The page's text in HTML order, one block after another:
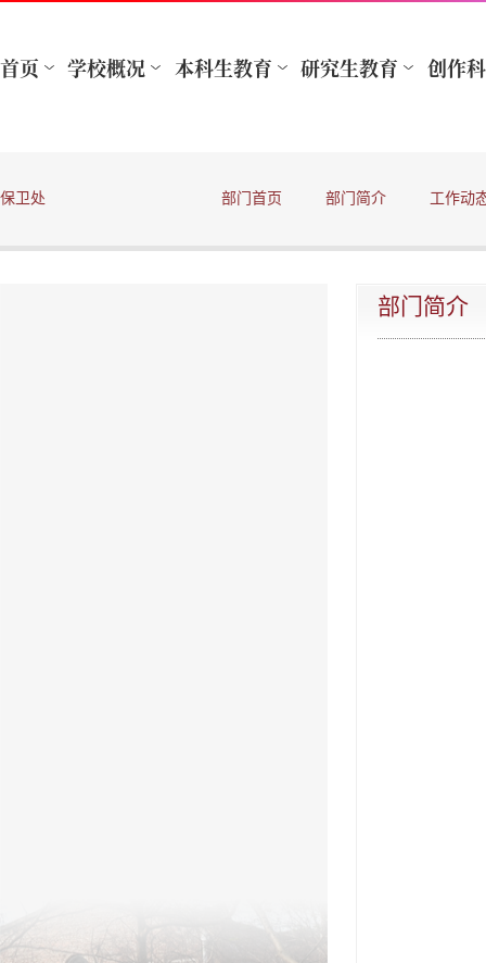
保卫处 部门首页 部门简介 工作动
部门简介